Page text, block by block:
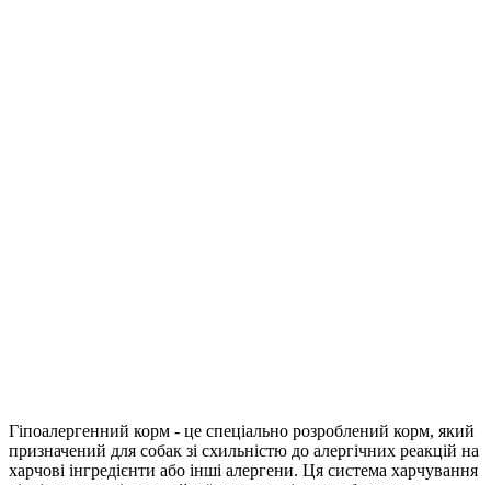
Гіпоалергенний корм - це спеціально розроблений корм, який
призначений для собак зі схильністю до алергічних реакцій на
харчові інгредієнти або інші алергени. Ця система харчування